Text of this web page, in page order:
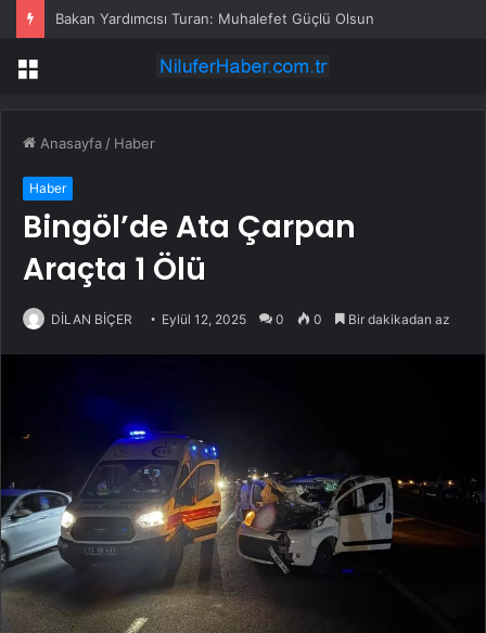
Bakan Yardımcısı Turan: Muhalefet Güçlü Olsun
Menü
Anasayfa / Haber
Haber
Bingöl’de Ata Çarpan
Araçta 1 Ölü
DİLAN BİÇER Eylül 12, 2025 0 0 Bir dakikadan az